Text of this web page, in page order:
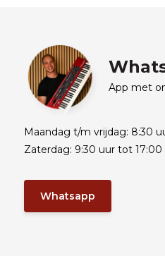
App met
Maandag t/m vrijdag: 8:30
Zaterdag: 9:30 uur tot 17:00
Whatsapp